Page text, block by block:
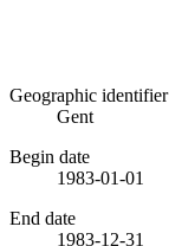
Geographic identifier
Gent
Begin date
1983-01-01
End date
1983-12-31